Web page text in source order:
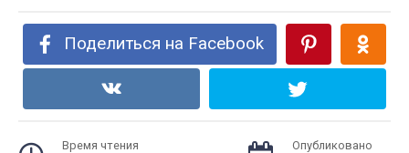
Поделиться на Facebook
Время чтения Опубликовано